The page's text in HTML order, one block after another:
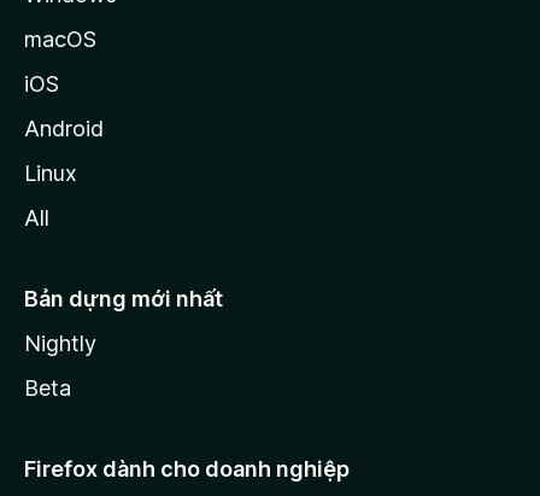
macOS
iOS
Android
Linux
All
Bản dựng mới nhất
Nightly
Beta
Firefox dành cho doanh nghiệp